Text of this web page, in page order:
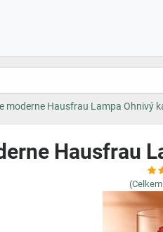
moderne Hausfrau Lampa Ohnivý
Hausfrau
(Celkem